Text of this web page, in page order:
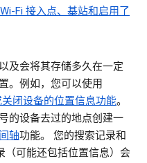
Fi 接入点、基站和启用了
及会将其存储多久在一定
。例如，您可以使用
闭设备的位置信息功能。
的设备去过的地点创建一
轴功能。 您的搜索记录和
（可能还包括位置信息）会